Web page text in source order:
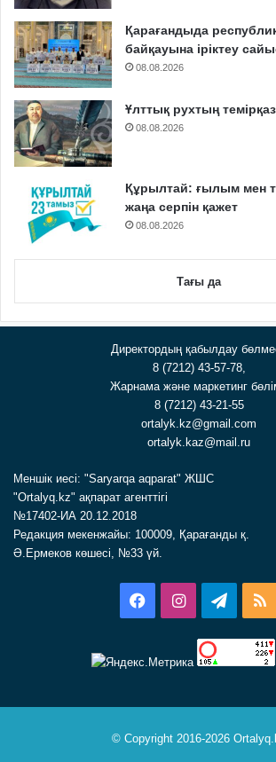
Қарағандыда
байқауына іріктеу
08.08.2026
Ұлттық рухтың
08.08.2026
Құрылтай: ғылым мен
жаңа серпін қажет
08.08.2026
Тағы да
Директордың қабылдау
8 (7212) 43-57-78,
Жарнама және маркетинг
8 (7212) 43-21-55
ortalyk.kz@gmail.com
ortalyk.kaz@mail.ru
Меншік иесі: "Saryarqa aqparat" ЖШС
"Ortalyq.kz" ақпарат агенттігі
№17402-ИА 20.12.2018
Редакция мекенжайы: 100009, Қарағанды қ.
Ә.Ермеков көшесі, №33 үй.
FacebookInstagram
© Copyright 2016-2026